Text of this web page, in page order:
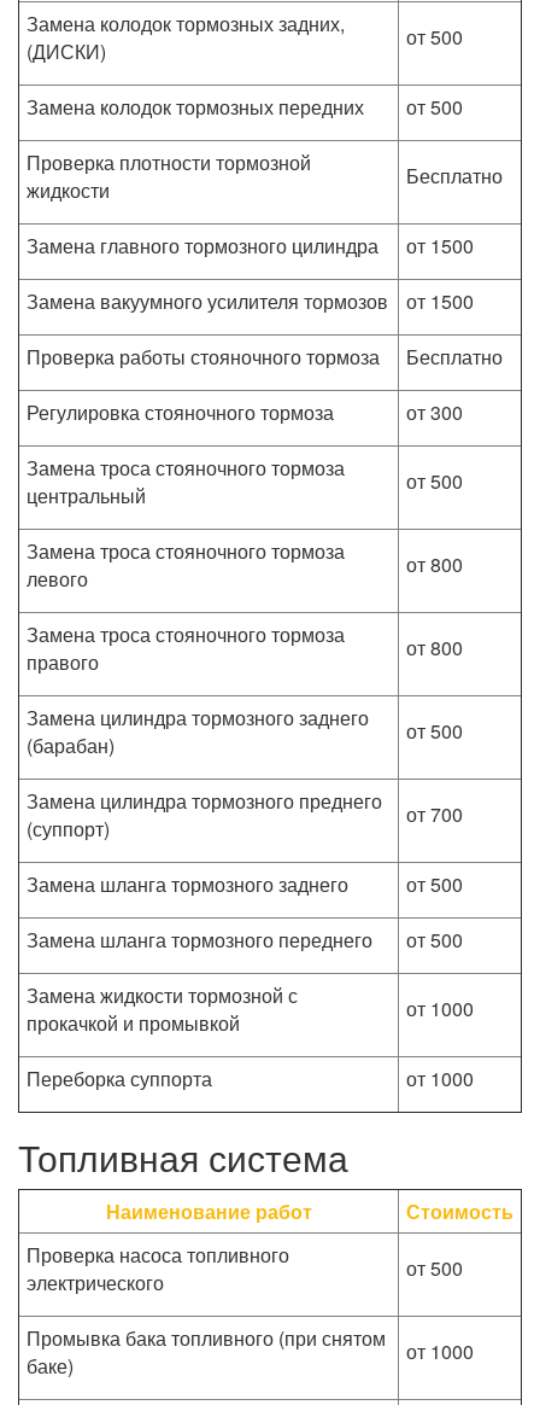
Замена колодок тормозных задних,
(ДИСКИ)
от 500
Замена колодок тормозных передних
от 500
Проверка плотности тормозной
жидкости
Бесплатно
Замена главного тормозного цилиндра
от 1500
Замена вакуумного усилителя тормозов
от 1500
Проверка работы стояночного тормоза
Бесплатно
Регулировка стояночного тормоза
от 300
Замена троса стояночного тормоза
центральный
от 500
Замена троса стояночного тормоза
левого
от 800
Замена троса стояночного тормоза
правого
от 800
Замена цилиндра тормозного заднего
(барабан)
от 500
Замена цилиндра тормозного преднего
(суппорт)
от 700
Замена шланга тормозного заднего
от 500
Замена шланга тормозного переднего
от 500
Замена жидкости тормозной с
прокачкой и промывкой
от 1000
Переборка суппорта от 1000
Топливная система
Наименование работ
Стоимость
Проверка насоса топливного
электрического
от 500
Промывка бака топливного (при снятом
баке)
от 1000